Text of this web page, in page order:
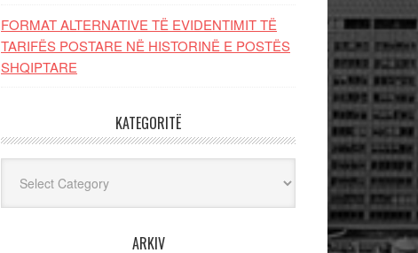
FORMAT ALTERNATIVE TË EVIDENTIMIT TË
TARIFËS POSTARE NË HISTORINË E POSTËS
SHQIPTARE
KATEGORITË
ARKIV